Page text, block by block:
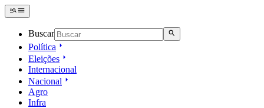
Buscar
Política
Eleições
Internacional
Nacional
Agro
Infra